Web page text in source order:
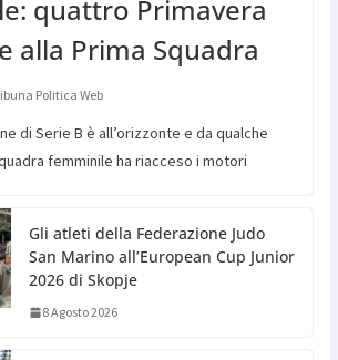
quattro Primavera
alla Prima Squadra
Politica Web
di Serie B è all’orizzonte e da qualche
femminile ha riacceso i motori
Gli atleti della Federazione Judo
San Marino all’European Cup Junior
2026 di Skopje
8 Agosto 2026